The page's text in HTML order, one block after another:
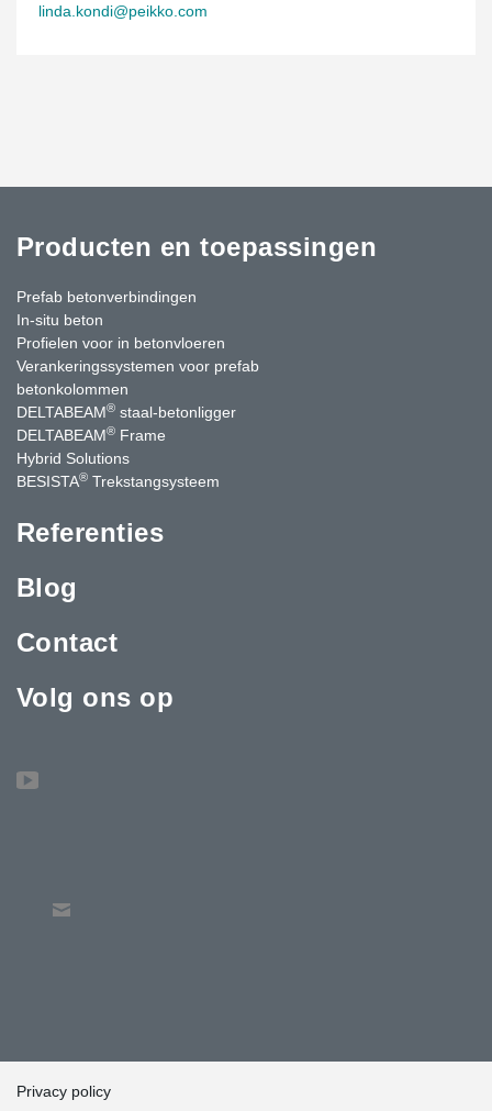
linda.kondi@peikko.com
Producten en toepassingen
Prefab betonverbindingen
In-situ beton
Profielen voor in betonvloeren
Verankeringssystemen voor prefab
betonkolommen
DELTABEAM® staal-betonligger
DELTABEAM® Frame
Hybrid Solutions
BESISTA® Trekstangsysteem
Referenties
Blog
Contact
Volg ons op
Privacy policy